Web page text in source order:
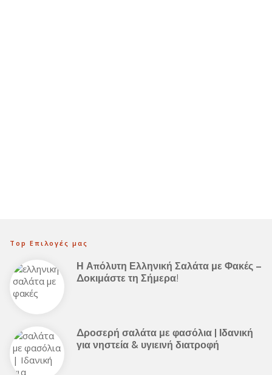
Top Επιλογές μας
Η Απόλυτη Ελληνική Σαλάτα με Φακές –
Δοκιμάστε τη Σήμερα!
Δροσερή σαλάτα με φασόλια | Ιδανική
για νηστεία & υγιεινή διατροφή